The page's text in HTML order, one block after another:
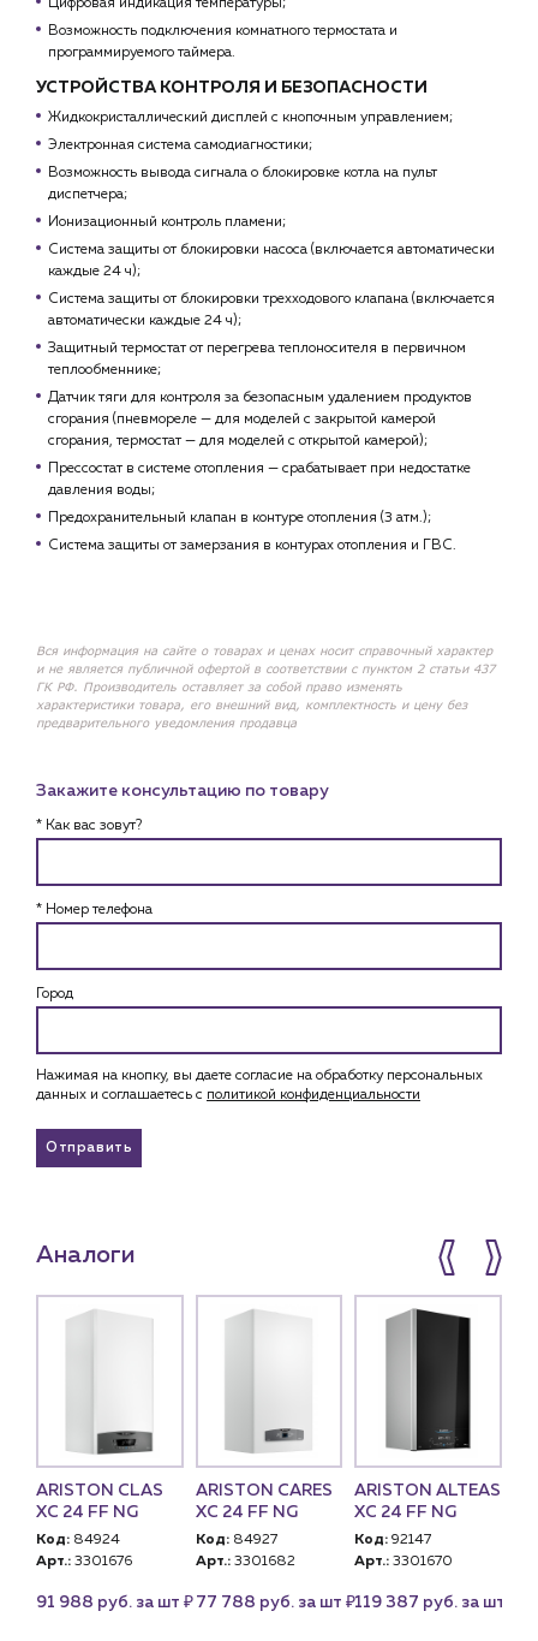
Цифровая индикация температуры;
Возможность подключения комнатного термостата и
программируемого таймера.
УСТРОЙСТВА КОНТРОЛЯ И БЕЗОПАСНОСТИ
Жидкокристаллический дисплей с кнопочным управлением;
Электронная система самодиагностики;
Возможность вывода сигнала о блокировке котла на пульт
диспетчера;
Ионизационный контроль пламени;
Система защиты от блокировки насоса (включается автоматически
каждые 24 ч);
Система защиты от блокировки трехходового клапана (включается
автоматически каждые 24 ч);
Защитный термостат от перегрева теплоносителя в первичном
теплообменнике;
Датчик тяги для контроля за безопасным удалением продуктов
сгорания (пневмореле — для моделей с закрытой камерой
сгорания, термостат — для моделей с открытой камерой);
Прессостат в системе отопления — срабатывает при недостатке
давления воды;
Предохранительный клапан в контуре отопления (3 атм.);
Система защиты от замерзания в контурах отопления и ГВС.
Вся информация на сайте о товарах и ценах носит справочный характер
и не является публичной офертой в соответствии с пунктом 2 статьи 437
ГК РФ. Производитель оставляет за собой право изменять
характеристики товара, его внешний вид, комплектность и цену без
предварительного уведомления продавца
Закажите консультацию по товару
* Как вас зовут?
* Номер телефона
Город
Нажимая на кнопку, вы даете согласие на обработку персональных
данных и соглашаетесь c политикой конфиденциальности
Отправить
Аналоги
ARISTON CLAS
XC 24 FF NG
Код: 84924
Арт.: 3301676
91 988 руб. за шт ₽
ARISTON CARES
XC 24 FF NG
Код: 84927
Арт.: 3301682
77 788 руб. за шт ₽
ARISTON ALTEAS
XC 24 FF NG
Код: 92147
Арт.: 3301670
119 387 руб. за шт